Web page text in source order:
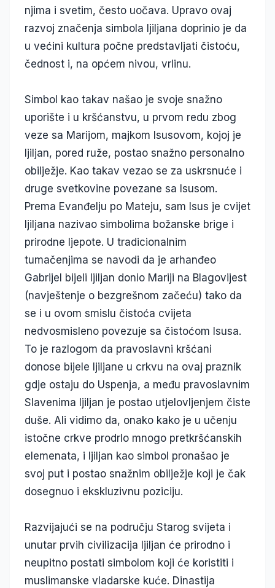
njima i svetim, često uočava. Upravo ovaj
razvoj značenja simbola ljiljana doprinio je da
u većini kultura počne predstavljati čistoću,
čednost i, na općem nivou, vrlinu.
Simbol kao takav našao je svoje snažno
uporište i u kršćanstvu, u prvom redu zbog
veze sa Marijom, majkom Isusovom, kojoj je
ljiljan, pored ruže, postao snažno personalno
obilježje. Kao takav vezao se za uskrsnuće i
druge svetkovine povezane sa Isusom.
Prema Evanđelju po Mateju, sam Isus je cvijet
ljiljana nazivao simbolima božanske brige i
prirodne ljepote. U tradicionalnim
tumačenjima se navodi da je arhanđeo
Gabrijel bijeli ljiljan donio Mariji na Blagovijest
(navještenje o bezgrešnom začeću) tako da
se i u ovom smislu čistoća cvijeta
nedvosmisleno povezuje sa čistoćom Isusa.
To je razlogom da pravoslavni kršćani
donose bijele ljiljane u crkvu na ovaj praznik
gdje ostaju do Uspenja, a među pravoslavnim
Slavenima ljiljan je postao utjelovljenjem čiste
duše. Ali vidimo da, onako kako je u učenju
istočne crkve prodrlo mnogo pretkršćanskih
elemenata, i ljiljan kao simbol pronašao je
svoj put i postao snažnim obilježje koji je čak
dosegnuo i ekskluzivnu poziciju.
Razvijajući se na području Starog svijeta i
unutar prvih civilizacija ljiljan će prirodno i
neupitno postati simbolom koji će koristiti i
muslimanske vladarske kuće. Dinastija